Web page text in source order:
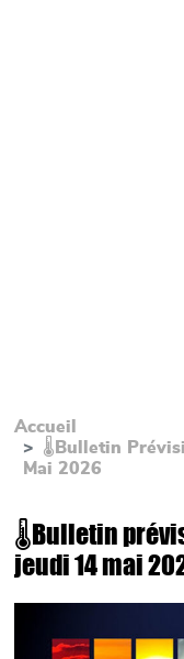
Accueil
🌡Bulletin
Mai 2026
🌡Bulletin
jeudi 14 mai